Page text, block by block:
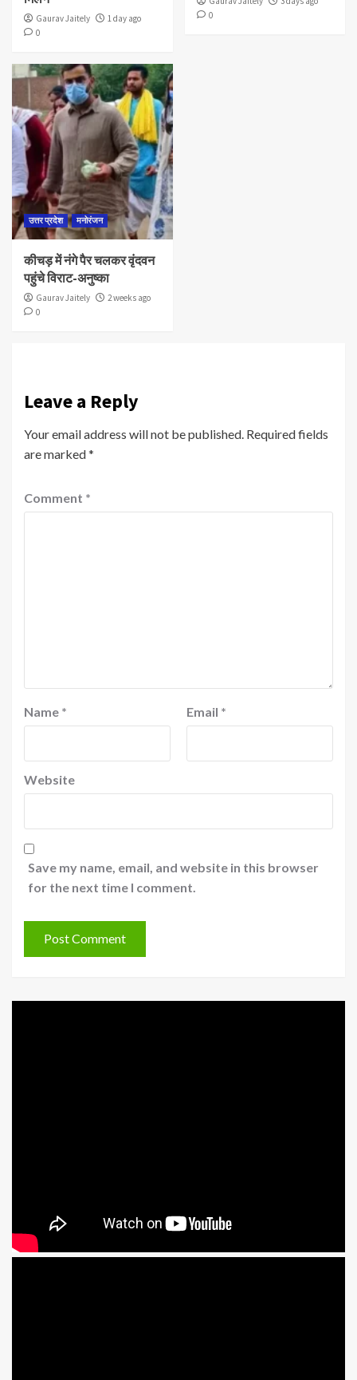
Gaurav Jaitely
1 day ago
0
0
उत्तर प्रदेश मनोरंजन
कीचड़ में नंगे पैर चलकर वृंदवन
पहुंचे विराट-अनुष्का
Gaurav Jaitely
2 weeks ago
0
Leave a Reply
Your email address will not be published. Required fields
are marked*
Comment *
Name * Email *
Website
Save my name, email, and website in this browser
for the next time I comment.